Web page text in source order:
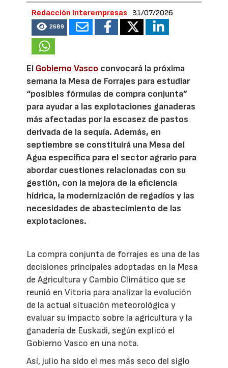
Redacción Interempresas 31/07/2026
2689
El Gobierno Vasco convocará la próxima
semana la Mesa de Forrajes para estudiar
“posibles fórmulas de compra conjunta”
para ayudar a las explotaciones ganaderas
más afectadas por la escasez de pastos
derivada de la sequía. Además, en
septiembre se constituirá una Mesa del
Agua específica para el sector agrario para
abordar cuestiones relacionadas con su
gestión, con la mejora de la eficiencia
hídrica, la modernización de regadíos y las
necesidades de abastecimiento de las
explotaciones.
La compra conjunta de forrajes es una de las
decisiones principales adoptadas en la Mesa
de Agricultura y Cambio Climático que se
reunió en Vitoria para analizar la evolución
de la actual situación meteorológica y
evaluar su impacto sobre la agricultura y la
ganadería de Euskadi, según explicó el
Gobierno Vasco en una nota.
Así, julio ha sido el mes más seco del siglo